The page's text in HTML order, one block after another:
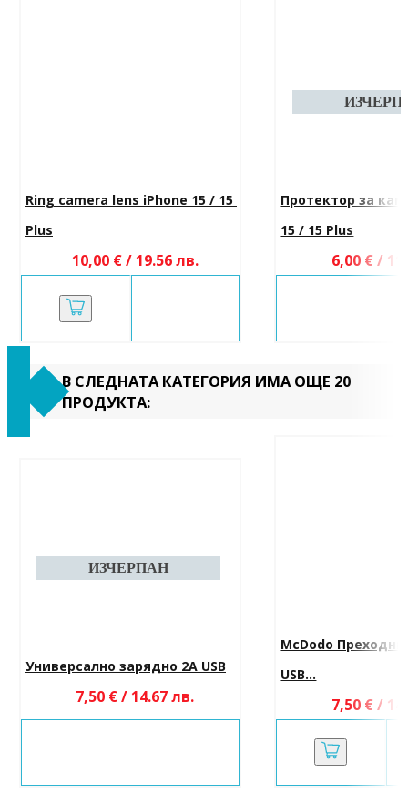
Ring camera lens iPhone 15 / 15
Plus
10,00 € / 19.56 лв.
Протектор за
15 / 15 Plus
6,00 € /
В СЛЕДНАТА КАТЕГОРИЯ ИМА ОЩЕ 20
ПРОДУКТА:
Универсално зарядно 2A USB
7,50 € / 14.67 лв.
McDodo
USB...
7,50 € /